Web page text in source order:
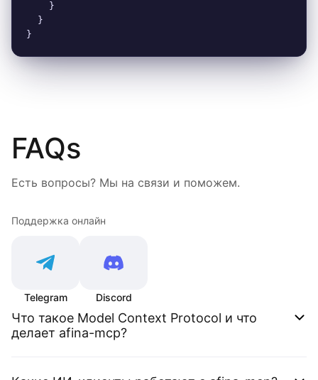
    }
  }
}
FAQs
Есть вопросы? Мы на связи и поможем.
Поддержка онлайн
Telegram Discord
Что такое Model Context Protocol и что
делает afina-mcp?